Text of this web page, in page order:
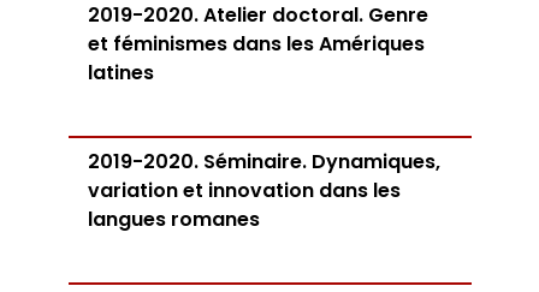
2019-2020. Atelier doctoral. Genre
et féminismes dans les Amériques
latines
2019-2020. Séminaire. Dynamiques,
variation et innovation dans les
langues romanes